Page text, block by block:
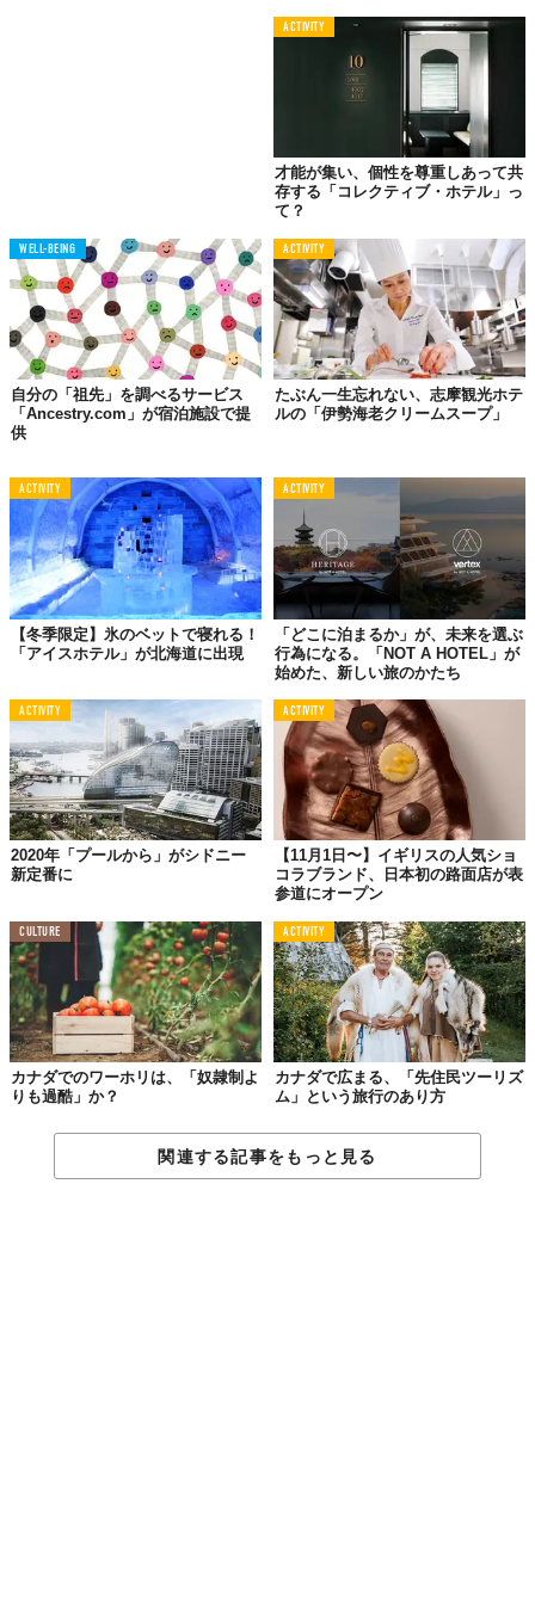
©2018 Hotel de Glace
Top image: ©2018 Hotel de Glace
TABI LABO
この世界は、もっと広いはずだ。
ACTIVITY
才能が集い、個性を尊重しあって共
存する「コレクティブ・ホテル」っ
て？
WELL-BEING
自分の「祖先」を調べるサービス
「Ancestry.com」が宿泊施設で提
供
ACTIVITY
たぶん一生忘れない、志摩観光ホテ
ルの「伊勢海老クリームスープ」
ACTIVITY
【冬季限定】氷のベットで寝れる！
「アイスホテル」が北海道に出現
ACTIVITY
「どこに泊まるか」が、未来を選ぶ
行為になる。「NOT A HOTEL」が
始めた、新しい旅のかたち
ACTIVITY
2020年「プールから」がシドニー
新定番に
ACTIVITY
【11月1日〜】イギリスの人気ショ
コラブランド、日本初の路面店が表
参道にオープン
CULTURE
カナダでのワーホリは、「奴隷制よ
りも過酷」か？
ACTIVITY
カナダで広まる、「先住民ツーリズ
ム」という旅行のあり方
関連する記事をもっと見る